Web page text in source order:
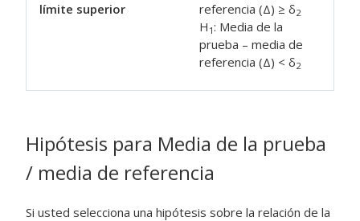
límite superior
referencia (Δ) ≥ δ2
H 1: Media de la
prueba – media de
referencia (Δ) < δ2
Hipótesis para Media de la prueba
/ media de referencia
Si usted selecciona una hipótesis sobre la relación de la